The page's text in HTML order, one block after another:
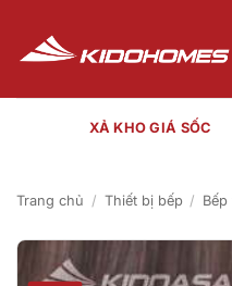
nội
dung
XẢ KHO GIÁ SỐC
Trang chủ / Thiết bị bếp / Bếp